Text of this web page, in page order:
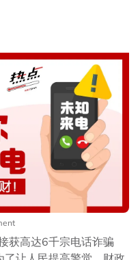
获高达6千宗电话诈骗